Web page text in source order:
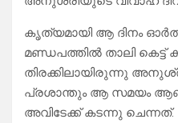
കൃത്യമായി ആ ദിനം
മണ്ഡപത്തിൽ താലി കെട്ട്
തിരക്കിലായിരുന്നു
പ്രശാന്തും ആ സമയം
അവിടേക്ക് കടന്നു ചെന്നത്.